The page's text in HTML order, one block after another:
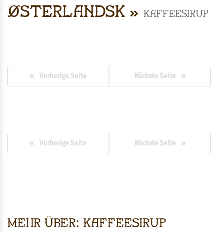
Østerlandsk Kaffeesirup
Mehr über: Kaffeesirup
« Vorherige Seite Nächste Seite »
« Vorherige Seite Nächste Seite »